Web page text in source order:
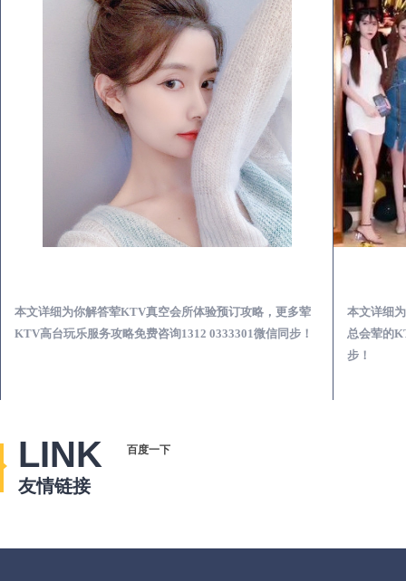
本文详细为你解答荤KTV真空会所体验预订攻略，更多荤
KTV高台玩乐服务攻略免费咨询1312 0333301微信同步！
本文详细
总会荤的
步！
LINK
友情链接
百度一下